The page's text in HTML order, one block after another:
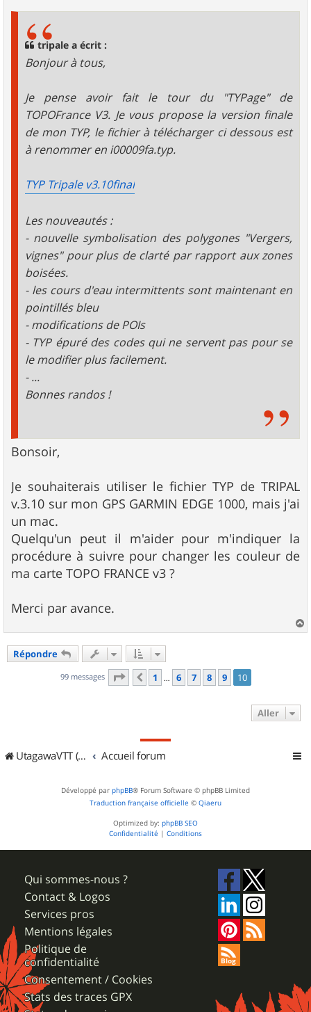
tripale a écrit :
Bonjour à tous,
Je pense avoir fait le tour du "TYPage" de
TOPOFrance V3. Je vous propose la version finale
de mon TYP, le fichier à télécharger ci dessous est
à renommer en i00009fa.typ.
TYP Tripale v3.10final
Les nouveautés :
- nouvelle symbolisation des polygones "Vergers,
vignes" pour plus de clarté par rapport aux zones
boisées.
- les cours d'eau intermittents sont maintenant en
pointillés bleu
- modifications de POIs
- TYP épuré des codes qui ne servent pas pour se
le modifier plus facilement.
- ...
Bonnes randos !
Bonsoir,
Je souhaiterais utiliser le fichier TYP de TRIPAL
v.3.10 sur mon GPS GARMIN EDGE 1000, mais j'ai
un mac.
Quelqu'un peut il m'aider pour m'indiquer la
procédure à suivre pour changer les couleur de
ma carte TOPO FRANCE v3 ?
Merci par avance.
a
Répondre
99 messages Page 10 sur10
Précédent
1 … 6 7 8 9 10
Aller
UtagawaVTT (Randos VTT et VTTAE avec traces GPS) Accueil forum
Développé par phpBB® Forum Software © phpBB Limited
Traduction française officielle © Qiaeru
Optimized by: phpBB SEO
Confidentialité | Conditions
Qui sommes-nous ?
Contact & Logos
Services pros
Mentions légales
Politique de
confidentialité
Consentement / Cookies
Stats des traces GPX